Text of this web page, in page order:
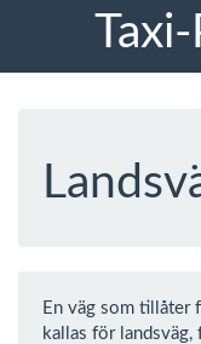
En väg som tillåter
kallas för